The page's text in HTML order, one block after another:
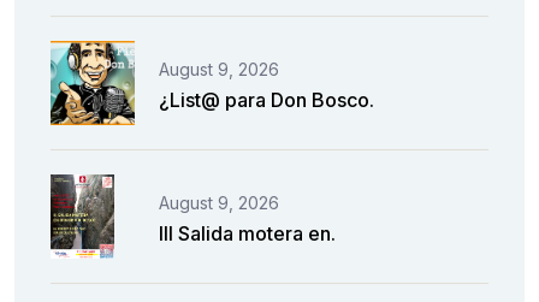
August 9, 2026
¿List@ para Don Bosco.
August 9, 2026
III Salida motera en.